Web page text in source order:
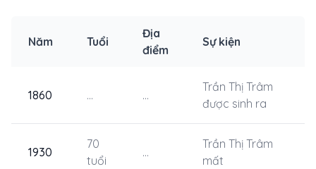
Năm Tuổi
Địa
điểm
Sự kiện
1860 ... ...
Trần Thị Trâm
được sinh ra
1930
70
tuổi
...
Trần Thị Trâm
mất